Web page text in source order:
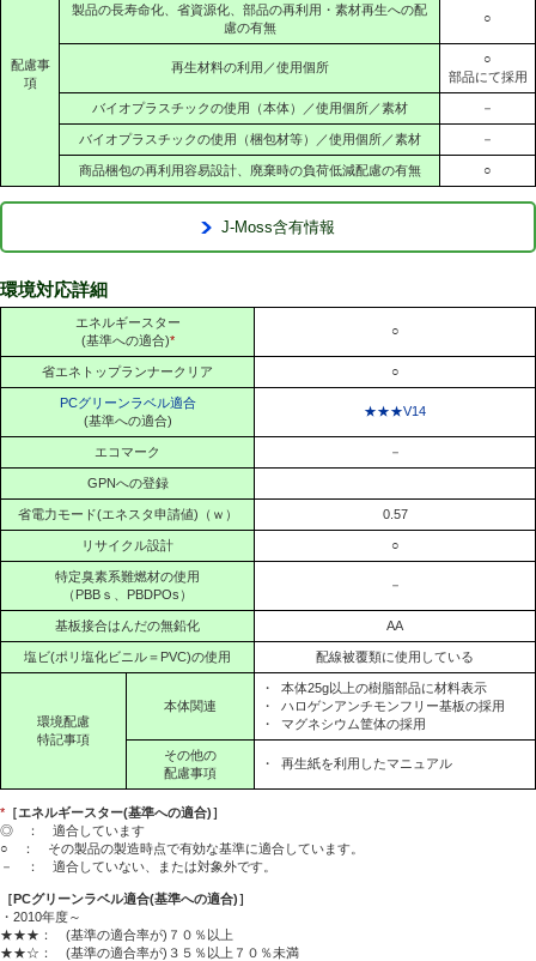
配慮事
項
製品の長寿命化、省資源化、部品の再利用・素材再生への配
慮の有無
○
再生材料の利用／使用個所
○
部品にて採用
バイオプラスチックの使用（本体）／使用個所／素材 －
バイオプラスチックの使用（梱包材等）／使用個所／素材 －
商品梱包の再利用容易設計、廃棄時の負荷低減配慮の有無 ○
J-Moss含有情報
環境対応詳細
エネルギースター
(基準への適合)*
○
省エネトップランナークリア ○
PCグリーンラベル適合
(基準への適合)
★★★V14
エコマーク －
GPNへの登録
省電力モード(エネスタ申請値)（ｗ） 0.57
リサイクル設計 ○
特定臭素系難燃材の使用
（PBBｓ、PBDPOs）
－
基板接合はんだの無鉛化 AA
塩ビ(ポリ塩化ビニル＝PVC)の使用 配線被覆類に使用している
環境配慮
特記事項
本体関連
・
本体25g以上の樹脂部品に材料表示
・
ハロゲンアンチモンフリー基板の採用
・
マグネシウム筐体の採用
その他の
配慮事項
・ 再生紙を利用したマニュアル
* ［エネルギースター(基準への適合)］
◎ ： 適合しています
○ ： その製品の製造時点で有効な基準に適合しています。
－ ： 適合していない、または対象外です。
［PCグリーンラベル適合(基準への適合)］
・2010年度～
★★★： (基準の適合率が)７０％以上
★★☆： (基準の適合率が)３５％以上７０％未満